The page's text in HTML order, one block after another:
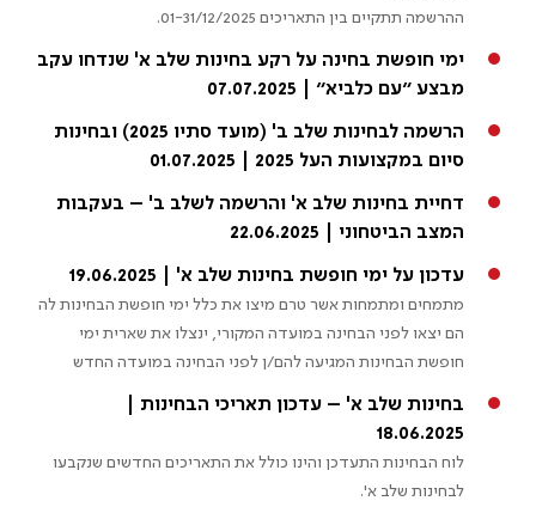
ההרשמה תתקיים בין התאריכים 01-31/12/2025.
ימי חופשת בחינה על רקע בחינות שלב א' שנדחו עקב
מבצע ״עם כלביא״ | 07.07.2025
הרשמה לבחינות שלב ב' (מועד סתיו 2025) ובחינות
סיום במקצועות העל 2025 | 01.07.2025
דחיית בחינות שלב א' והרשמה לשלב ב' – בעקבות
המצב הביטחוני | 22.06.2025
עדכון על ימי חופשת בחינות שלב א' | 19.06.2025
מתמחים ומתמחות אשר טרם מיצו את כלל ימי חופשת הבחינות לה
הם יצאו לפני הבחינה במועדה המקורי, ינצלו את שארית ימי
חופשת הבחינות המגיעה להם/ן לפני הבחינה במועדה החדש
בחינות שלב א' – עדכון תאריכי הבחינות |
18.06.2025
לוח הבחינות התעדכן והינו כולל את התאריכים החדשים שנקבעו
לבחינות שלב א'.